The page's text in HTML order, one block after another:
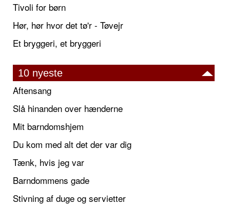
Tivoli for børn
Hør, hør hvor det tø'r - Tøvejr
Et bryggeri, et bryggeri
10 nyeste
Aftensang
Slå hinanden over hænderne
Mit barndomshjem
Du kom med alt det der var dig
Tænk, hvis jeg var
Barndommens gade
Stivning af duge og servietter